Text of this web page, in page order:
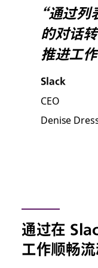
“通过列
的对话
推进工
Slack
CEO
Denise
通过在
工作顺畅